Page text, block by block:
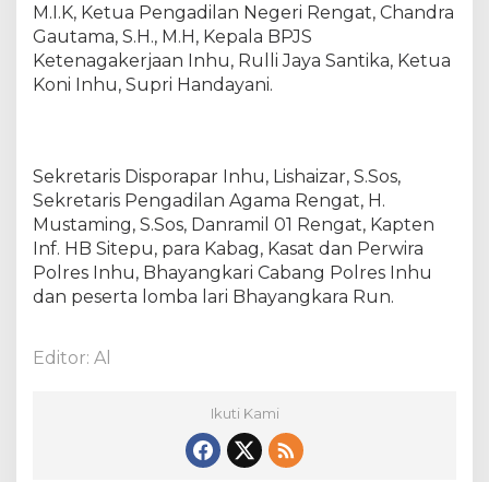
M.I.K, Ketua Pengadilan Negeri Rengat, Chandra
Gautama, S.H., M.H, Kepala BPJS
Ketenagakerjaan Inhu, Rulli Jaya Santika, Ketua
Koni Inhu, Supri Handayani.
Sekretaris Disporapar Inhu, Lishaizar, S.Sos,
Sekretaris Pengadilan Agama Rengat, H.
Mustaming, S.Sos, Danramil 01 Rengat, Kapten
Inf. HB Sitepu, para Kabag, Kasat dan Perwira
Polres Inhu, Bhayangkari Cabang Polres Inhu
dan peserta lomba lari Bhayangkara Run.
Editor: Al
Ikuti Kami